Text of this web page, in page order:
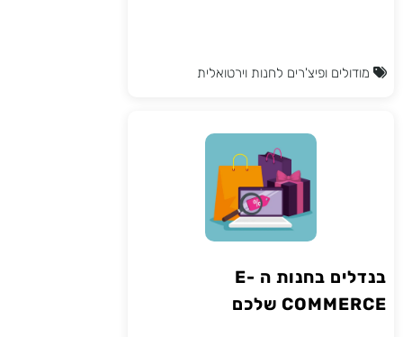
מודולים ופיצ'רים לחנות וירטואלית
בנדלים בחנות ה E-
COMMERCE שלכם